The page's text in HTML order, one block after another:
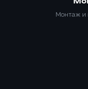
Монтаж и